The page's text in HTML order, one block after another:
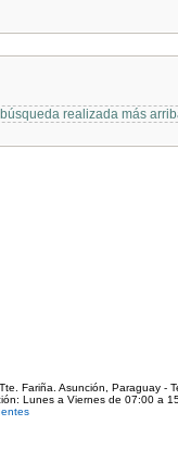
realizada más
Fariña. Asunción, Paraguay -
Lunes a Viernes de 07:00 a